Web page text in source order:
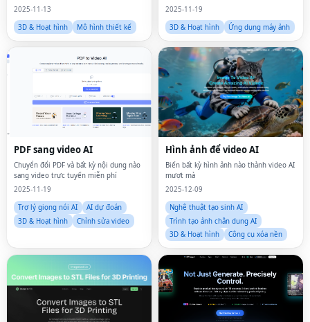
dựng nhà, thiết kế hỗ trợ ai, thiết kế lại
2025-11-13
3D & Hoạt hình
Mô hình thiết kế
2025-11-19
3D & Hoạt hình
Ứng dụng máy ảnh
PDF sang video AI
Chuyển đổi PDF và bất kỳ nội dung nào
sang video trực tuyến miễn phí
2025-11-19
Trợ lý giọng nói AI
AI dự đoán
3D & Hoạt hình
Chỉnh sửa video
Hình ảnh để video AI
Biến bất kỳ hình ảnh nào thành video AI
mượt mà
2025-12-09
Nghệ thuật tạo sinh AI
Trình tạo ảnh chân dung AI
3D & Hoạt hình
Công cụ xóa nền